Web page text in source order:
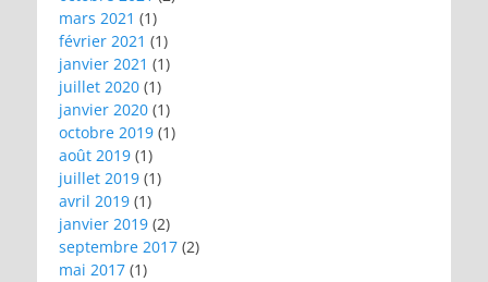
mars 2021 (1)
février 2021 (1)
janvier 2021 (1)
juillet 2020 (1)
janvier 2020 (1)
octobre 2019 (1)
août 2019 (1)
juillet 2019 (1)
avril 2019 (1)
janvier 2019 (2)
septembre 2017 (2)
mai 2017 (1)